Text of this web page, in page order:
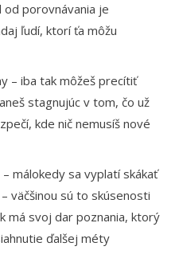
od porovnávania je
ľudí, ktorí ťa môžu
– iba tak môžeš precítiť
stagnujúc v tom, čo už
kde nič nemusíš nové
málokedy sa vyplatí skákať
väčšinou sú to skúsenosti
má svoj dar poznania, ktorý
ďalšej méty